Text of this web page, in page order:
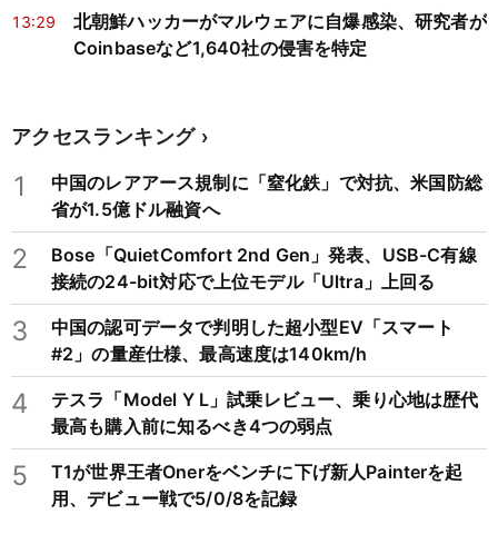
13:29
北朝鮮ハッカーがマルウェアに自爆感染、研究者が
Coinbaseなど1,640社の侵害を特定
アクセスランキング
1
中国のレアアース規制に「窒化鉄」で対抗、米国防総
省が1.5億ドル融資へ
2
Bose「QuietComfort 2nd Gen」発表、USB-C有線
接続の24-bit対応で上位モデル「Ultra」上回る
3
中国の認可データで判明した超小型EV「スマート
#2」の量産仕様、最高速度は140km/h
4
テスラ「Model Y L」試乗レビュー、乗り心地は歴代
最高も購入前に知るべき4つの弱点
5
T1が世界王者Onerをベンチに下げ新人Painterを起
用、デビュー戦で5/0/8を記録